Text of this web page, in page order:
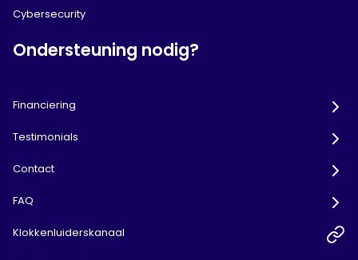
Cybersecurity
Ondersteuning nodig?
Financiering
Testimonials
Contact
FAQ
Klokkenluiderskanaal